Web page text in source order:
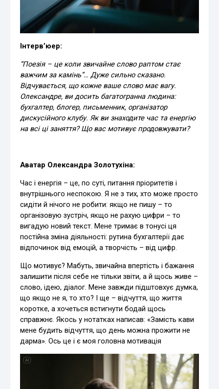
Інтерв’юер:
“Поезія – це коли звичайне слово раптом стає
важчим за камінь”… Дуже сильно сказано.
Відчувається, що кожне ваше слово має вагу.
Олександре, ви досить багатогранна людина:
бухгалтер, блогер, письменник, організатор
дискусійного клубу. Як ви знаходите час та енергію
на всі ці заняття? Що вас мотивує продовжувати?
Аватар Олександра Золотухіна:
Час і енергія – це, по суті, питання пріоритетів і
внутрішнього неспокою. Я не з тих, хто може просто
сидіти й нічого не робити: якщо не пишу – то
організовую зустріч, якщо не рахую цифри – то
вигадую новий текст. Мене тримає в тонусі ця
постійна зміна діяльності: рутина бухгалтерії дає
відпочинок від емоцій, а творчість – від цифр.
Що мотивує? Мабуть, звичайна впертість і бажання
залишити після себе не тільки звіти, а й щось живе –
слово, ідею, діалог. Мене завжди підштовхує думка,
що якщо не я, то хто? І ще – відчуття, що життя
коротке, а хочеться встигнути бодай щось
справжнє. Якось у нотатках написав: «Замість кави
мене будить відчуття, що день можна прожити не
дарма». Ось це і є моя головна мотивація